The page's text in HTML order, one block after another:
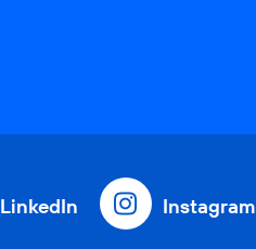
LinkedIn Instagram